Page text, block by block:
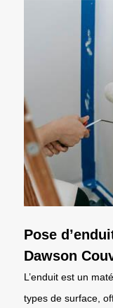
Pose
Dawson
L’enduit est un
types de surface,